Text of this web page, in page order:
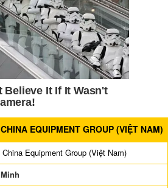
EQUIPMENT GROUP (VIỆT NAM)
Equipment Group (Việt Nam)